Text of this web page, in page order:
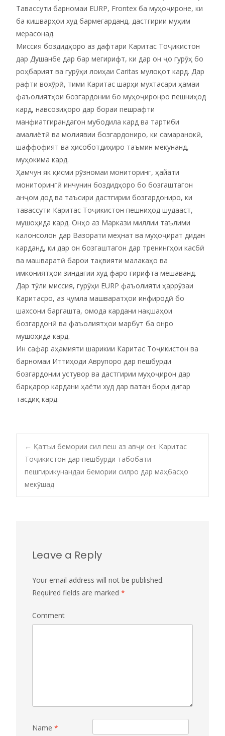
Тавассути барномаи EURP, Frontex ба муҳоҷироне, ки
ба кишварҳои худ бармегарданд, дастгирии муҳим
мерасонад.
Миссия боздидҳоро аз дафтари Каритас Тоҷикистон
дар Душанбе дар бар мегирифт, ки дар он ҷо гурӯҳ бо
роҳбарият ва гурӯҳи лоиҳаи Caritas мулоқот кард. Дар
рафти вохӯрӣ, тими Каритас шарҳи мухтасари ҳамаи
фаъолиятҳои бозгардонии бо муҳоҷиронро пешниҳод
кард, навсозиҳоро дар бораи пешрафти
манфиатгирандагон мубодила кард ва тартиби
амалиётӣ ва молиявии бозгардониро, ки самаранокӣ,
шаффофият ва ҳисоботдиҳиро таъмин мекунанд,
муҳокима кард.
Ҳамчун як қисми рӯзномаи мониторинг, ҳайати
мониторингӣ инчунин боздидҳоро бо бозгаштагон
анҷом дод ва таъсири дастгирии бозгардониро, ки
тавассути Каритас Тоҷикистон пешниҳод шудааст,
мушоҳида кард. Онҳо аз Маркази миллии таълими
калонсолон дар Вазорати меҳнат ва муҳоҷират дидан
карданд, ки дар он бозгаштагон дар тренингҳои касбӣ
ва машваратӣ барои тақвияти малакаҳо ва
имкониятҳои зиндагии худ фаро гирифта мешаванд.
Дар тӯли миссия, гурӯҳи EURP фаъолияти ҳаррӯзаи
Каритасро, аз ҷумла машваратҳои инфиродӣ бо
шахсони баргашта, омода кардани нақшаҳои
бозгардонӣ ва фаъолиятҳои марбут ба онро
мушоҳида кард.
Ин сафар аҳамияти шарикии Каритас Тоҷикистон ва
барномаи Иттиҳоди Аврупоро дар пешбурди
бозгардонии устувор ва дастгирии муҳоҷирон дар
барқарор кардани ҳаёти худ дар ватан бори дигар
тасдиқ кард.
Post navigation
← Қатъи бемории сил пеш аз авҷи он: Каритас
Тоҷикистон дар пешбурди табобати
пешгирикунандаи бемории силро дар маҳбасҳо
мекӯшад
Leave a Reply
Your email address will not be published.
Required fields are marked *
Comment
Name *